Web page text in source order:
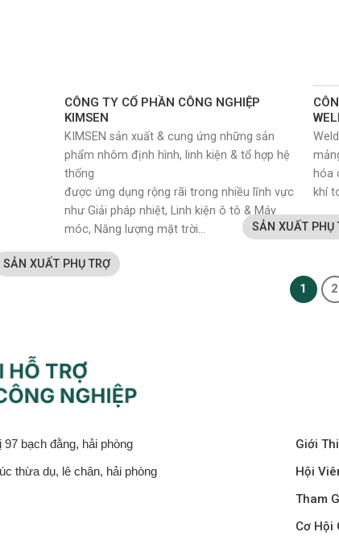
CÔNG TY CỔ PHẦN CÔNG NGHIỆP
KIMSEN
SẢN XUẤT PHỤ TRỢ
KIMSEN sản xuất & cung ứng những sản
phẩm nhôm định hình, linh kiện & tổ hợp hệ
thống
được ứng dụng rộng rãi trong nhiều lĩnh vực
như Giải pháp nhiệt, Linh kiện ô tô & Máy
móc, Năng lượng mặt trời…
SẢN XUẤT PHỤ
hóa
khí
1 2
97 bạch đằng, hải phòng
thừa dụ, lê chân, hải phòng
Giới
Hội
Tham
Cơ Hội